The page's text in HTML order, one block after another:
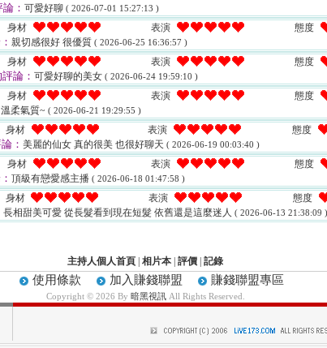
： 可愛好聊 ( 2026-07-01 15:27:13 )
身材 表演 態度
親切感很好 很優質 ( 2026-06-25 16:36:57 )
身材 表演 態度
論： 可愛好聊的美女 ( 2026-06-24 19:59:10 )
身材 表演 態度
溫柔氣質~ ( 2026-06-21 19:29:55 )
身材 表演 態度
： 美麗的仙女 真的很美 也很好聊天 ( 2026-06-19 00:03:40 )
身材 表演 態度
頂級有戀愛感主播 ( 2026-06-18 01:47:58 )
身材 表演 態度
長相甜美可愛 從長髮看到現在短髮 依舊還是這麼迷人 ( 2026-06-13 21:38:09 )
主持人個人首頁 相片本 評價 記錄
使用條款 加入賺錢聯盟 賺錢聯盟專區
Copyright © 2026 By 暗黑視訊All Rights Reserved.